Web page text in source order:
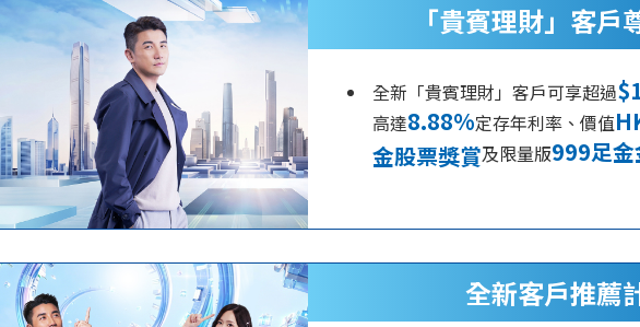
「貴賓理財」客戶
全新「貴賓理財」客戶可享超過
高達8.88%定存年利率、價值
金股票獎賞及限量版999足
全新客戶推薦